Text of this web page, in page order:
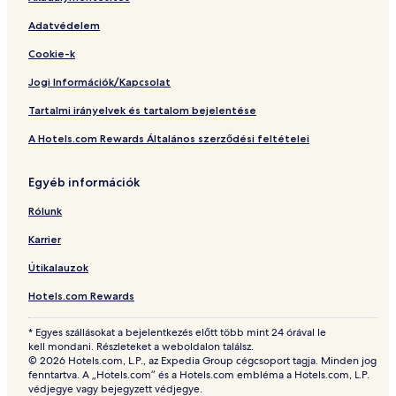
Adatvédelem
Cookie-k
Jogi Információk/Kapcsolat
Tartalmi irányelvek és tartalom bejelentése
A Hotels.com Rewards Általános szerződési feltételei
Egyéb információk
Rólunk
Karrier
Útikalauzok
Hotels.com Rewards
* Egyes szállásokat a bejelentkezés előtt több mint 24 órával le
kell mondani. Részleteket a weboldalon találsz.
© 2026 Hotels.com, L.P., az Expedia Group cégcsoport tagja. Minden jog
fenntartva. A „Hotels.com” és a Hotels.com embléma a Hotels.com, L.P.
védjegye vagy bejegyzett védjegye.